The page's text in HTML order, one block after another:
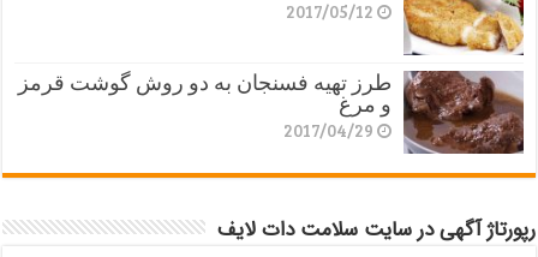
2017/05/12
طرز تهیه فسنجان به دو روش گوشت قرمز
و مرغ
2017/04/29
رپورتاژ آگهی در سایت سلامت دات لایف